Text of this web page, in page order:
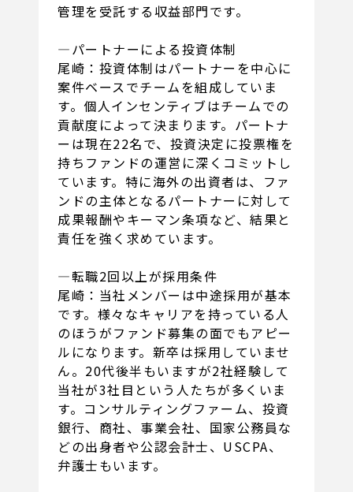
管理を受託する収益部門です。
―パートナーによる投資体制
尾崎：投資体制はパートナーを中心に
案件ベースでチームを組成していま
す。個人インセンティブはチームでの
貢献度によって決まります。パートナ
ーは現在22名で、投資決定に投票権を
持ちファンドの運営に深くコミットし
ています。特に海外の出資者は、ファ
ンドの主体となるパートナーに対して
成果報酬やキーマン条項など、結果と
責任を強く求めています。
―転職2回以上が採用条件
尾崎：当社メンバーは中途採用が基本
です。様々なキャリアを持っている人
のほうがファンド募集の面でもアピー
ルになります。新卒は採用していませ
ん。20代後半もいますが2社経験して
当社が3社目という人たちが多くいま
す。コンサルティングファーム、投資
銀行、商社、事業会社、国家公務員な
どの出身者や公認会計士、USCPA、
弁護士もいます。